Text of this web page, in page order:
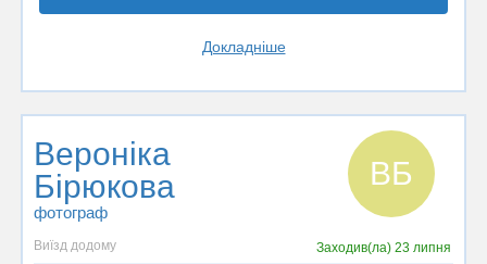
Докладніше
Вероніка
Бірюкова
фотограф
ВБ
Виїзд додому Заходив(ла) 23 липня